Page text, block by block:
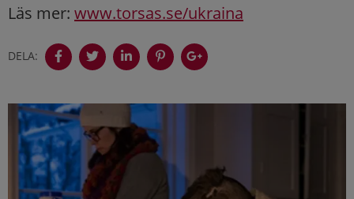
Läs mer: www.torsas.se/ukraina
DELA: